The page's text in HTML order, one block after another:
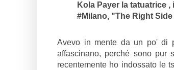
Kola Payer la tatuatrice
#Milano, "The Right
Avevo in mente da un po' di
affascinano, perché sono
recentemente ho indossato le